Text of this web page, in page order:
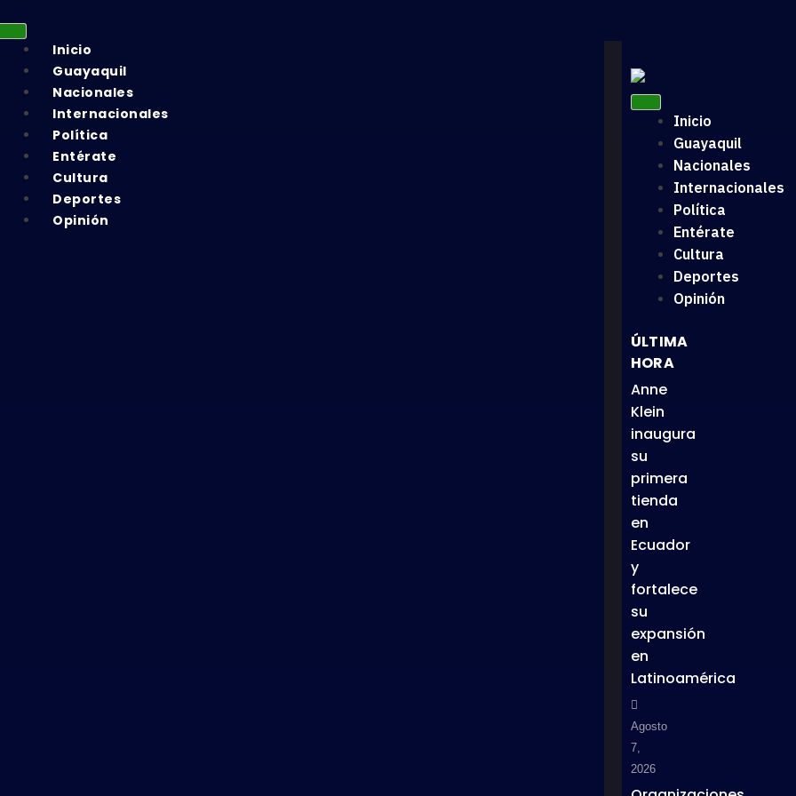
Inicio
Guayaquil
Nacionales
Internacionales
Política
Entérate
Cultura
Deportes
Opinión
Inicio
Guayaquil
Nacionales
Internacionales
Política
Entérate
Cultura
Deportes
Opinión
ÚLTIMA
HORA
Anne
Klein
inaugura
su
primera
tienda
en
Ecuador
y
fortalece
su
expansión
en
Latinoamérica
Agosto
7,
2026